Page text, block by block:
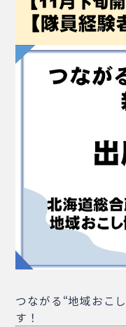
つながる“地域おこ
す！